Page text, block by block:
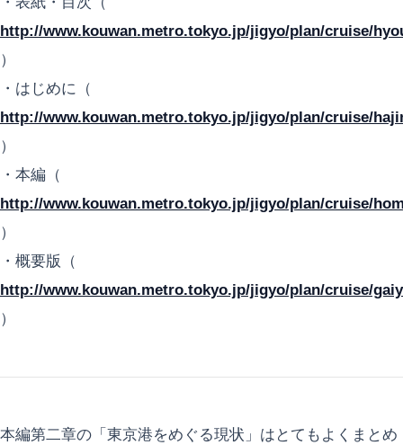
http://www.kouwan.metro.tokyo.jp/jigyo/plan/cruise/
）
・はじめに（
http://www.kouwan.metro.tokyo.jp/jigyo/plan/cruise/
）
・本編（
http://www.kouwan.metro.tokyo.jp/jigyo/plan/cruise/
）
・概要版（
http://www.kouwan.metro.tokyo.jp/jigyo/plan/cruise/
）
本編第二章の「東京港をめぐる現状」はとてもよくまとめ